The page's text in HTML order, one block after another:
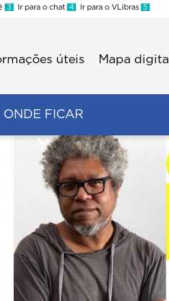
3 Ir para o chat 4 Ir para o VLibras 5
úteis Mapa digital
ONDE FICAR